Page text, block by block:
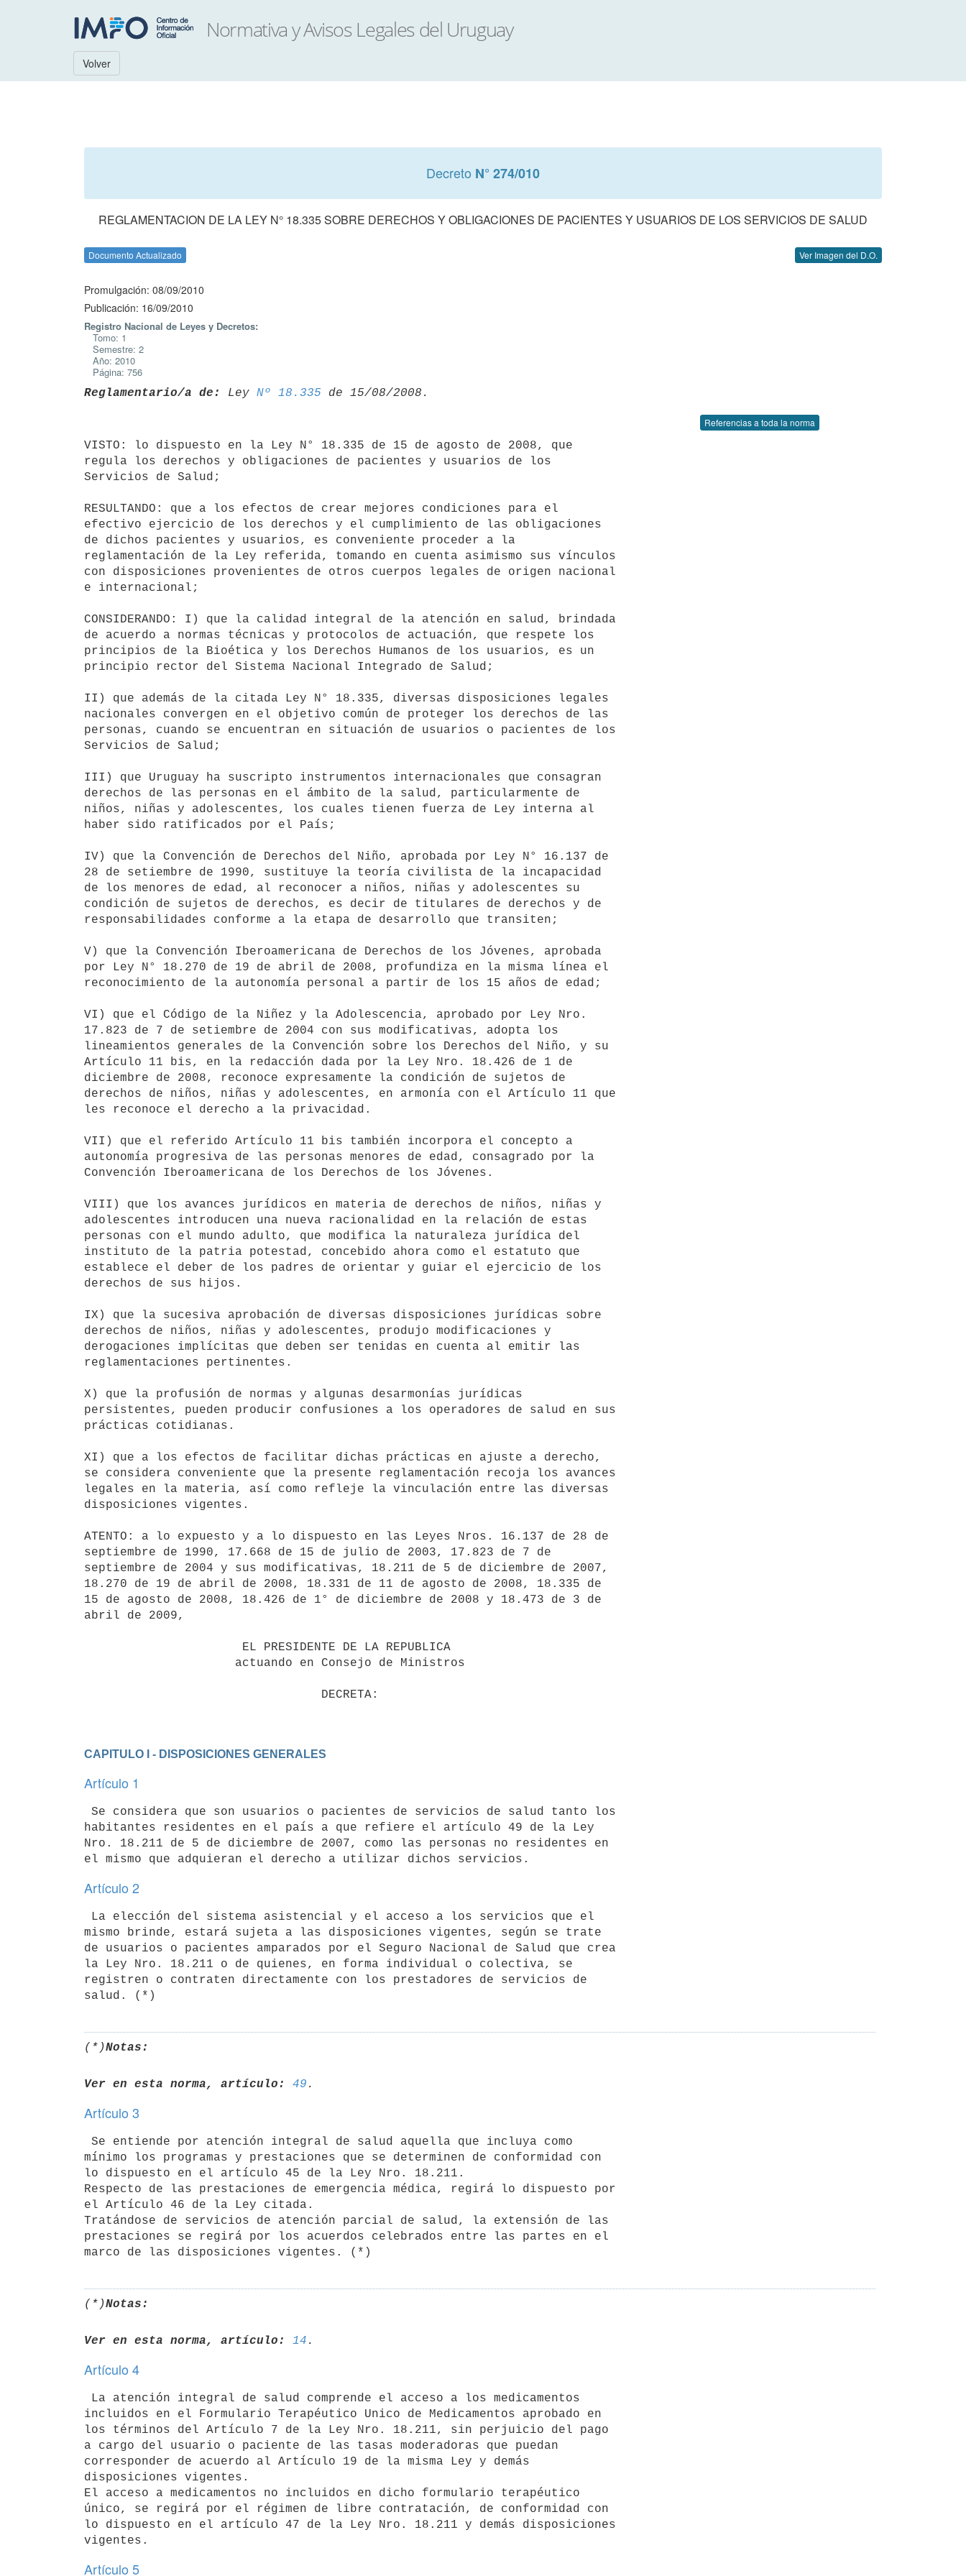
Volver
Decreto N° 274/010
REGLAMENTACION DE LA LEY N° 18.335 SOBRE DERECHOS Y OBLIGACIONES DE PACIENTES Y USUARIOS DE LOS SERVICIOS DE SALUD
Documento Actualizado Ver Imagen del D.O.
Promulgación: 08/09/2010
Publicación: 16/09/2010
Registro Nacional de Leyes y Decretos:
Tomo: 1
Semestre: 2
Año: 2010
Página: 756
Reglamentario/a de: Ley Nº 18.335
Referencias a toda la norma
VISTO: lo dispuesto en la Ley N° 18.335 de 15 de agosto de 2008, que
regula los derechos y obligaciones de pacientes y usuarios de los
Servicios de Salud;
RESULTANDO: que a los efectos de crear mejores condiciones para el
efectivo ejercicio de los derechos y el cumplimiento de las obligaciones
de dichos pacientes y usuarios, es conveniente proceder a la
reglamentación de la Ley referida, tomando en cuenta asimismo sus vínculos
con disposiciones provenientes de otros cuerpos legales de origen nacional
e internacional;
CONSIDERANDO: I) que la calidad integral de la atención en salud, brindada
de acuerdo a normas técnicas y protocolos de actuación, que respete los
principios de la Bioética y los Derechos Humanos de los usuarios, es un
principio rector del Sistema Nacional Integrado de Salud;
II) que además de la citada Ley N° 18.335, diversas disposiciones legales
nacionales convergen en el objetivo común de proteger los derechos de las
personas, cuando se encuentran en situación de usuarios o pacientes de los
Servicios de Salud;
III) que Uruguay ha suscripto instrumentos internacionales que consagran
derechos de las personas en el ámbito de la salud, particularmente de
niños, niñas y adolescentes, los cuales tienen fuerza de Ley interna al
haber sido ratificados por el País;
IV) que la Convención de Derechos del Niño, aprobada por Ley N° 16.137 de
28 de setiembre de 1990, sustituye la teoría civilista de la incapacidad
de los menores de edad, al reconocer a niños, niñas y adolescentes su
condición de sujetos de derechos, es decir de titulares de derechos y de
responsabilidades conforme a la etapa de desarrollo que transiten;
V) que la Convención Iberoamericana de Derechos de los Jóvenes, aprobada
por Ley N° 18.270 de 19 de abril de 2008, profundiza en la misma línea el
reconocimiento de la autonomía personal a partir de los 15 años de edad;
VI) que el Código de la Niñez y la Adolescencia, aprobado por Ley Nro.
17.823 de 7 de setiembre de 2004 con sus modificativas, adopta los
lineamientos generales de la Convención sobre los Derechos del Niño, y su
Artículo 11 bis, en la redacción dada por la Ley Nro. 18.426 de 1 de
diciembre de 2008, reconoce expresamente la condición de sujetos de
derechos de niños, niñas y adolescentes, en armonía con el Artículo 11 que
les reconoce el derecho a la privacidad.
VII) que el referido Artículo 11 bis también incorpora el concepto a
autonomía progresiva de las personas menores de edad, consagrado por la
Convención Iberoamericana de los Derechos de los Jóvenes.
VIII) que los avances jurídicos en materia de derechos de niños, niñas y
adolescentes introducen una nueva racionalidad en la relación de estas
personas con el mundo adulto, que modifica la naturaleza jurídica del
instituto de la patria potestad, concebido ahora como el estatuto que
establece el deber de los padres de orientar y guiar el ejercicio de los
derechos de sus hijos.
IX) que la sucesiva aprobación de diversas disposiciones jurídicas sobre
derechos de niños, niñas y adolescentes, produjo modificaciones y
derogaciones implícitas que deben ser tenidas en cuenta al emitir las
reglamentaciones pertinentes.
X) que la profusión de normas y algunas desarmonías jurídicas
persistentes, pueden producir confusiones a los operadores de salud en sus
prácticas cotidianas.
XI) que a los efectos de facilitar dichas prácticas en ajuste a derecho,
se considera conveniente que la presente reglamentación recoja los avances
legales en la materia, así como refleje la vinculación entre las diversas
disposiciones vigentes.
ATENTO: a lo expuesto y a lo dispuesto en las Leyes Nros. 16.137 de 28 de
septiembre de 1990, 17.668 de 15 de julio de 2003, 17.823 de 7 de
septiembre de 2004 y sus modificativas, 18.211 de 5 de diciembre de 2007,
18.270 de 19 de abril de 2008, 18.331 de 11 de agosto de 2008, 18.335 de
15 de agosto de 2008, 18.426 de 1° de diciembre de 2008 y 18.473 de 3 de
abril de 2009,
CAPITULO I - DISPOSICIONES GENERALES
Artículo 1
habitantes residentes en el país a que refiere el artículo 49 de la Ley
Nro. 18.211 de 5 de diciembre de 2007, como las personas no residentes en
Artículo 2
mismo brinde, estará sujeta a las disposiciones vigentes, según se trate
de usuarios o pacientes amparados por el Seguro Nacional de Salud que crea
la Ley Nro. 18.211 o de quienes, en forma individual o colectiva, se
registren o contraten directamente con los prestadores de servicios de
(*)Notas:
Ver en esta norma, artículo: 49
Artículo 3
mínimo los programas y prestaciones que se determinen de conformidad con
lo dispuesto en el artículo 45 de la Ley Nro. 18.211.
Respecto de las prestaciones de emergencia médica, regirá lo dispuesto por
el Artículo 46 de la Ley citada.
Tratándose de servicios de atención parcial de salud, la extensión de las
prestaciones se regirá por los acuerdos celebrados entre las partes en el
(*)Notas:
Ver en esta norma, artículo: 14
Artículo 4
incluidos en el Formulario Terapéutico Unico de Medicamentos aprobado en
los términos del Artículo 7 de la Ley Nro. 18.211, sin perjuicio del pago
a cargo del usuario o paciente de las tasas moderadoras que puedan
corresponder de acuerdo al Artículo 19 de la misma Ley y demás
disposiciones vigentes.
El acceso a medicamentos no incluidos en dicho formulario terapéutico
único, se regirá por el régimen de libre contratación, de conformidad con
lo dispuesto en el artículo 47 de la Ley Nro. 18.211 y demás disposiciones
Artículo 5